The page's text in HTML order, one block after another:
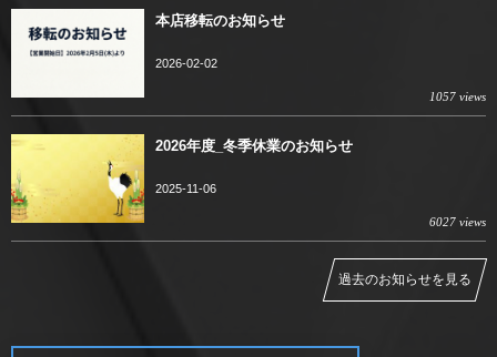
本店移転のお知らせ
2026-02-02
1057 views
2026年度_冬季休業のお知らせ
2025-11-06
6027 views
過去のお知らせを見る